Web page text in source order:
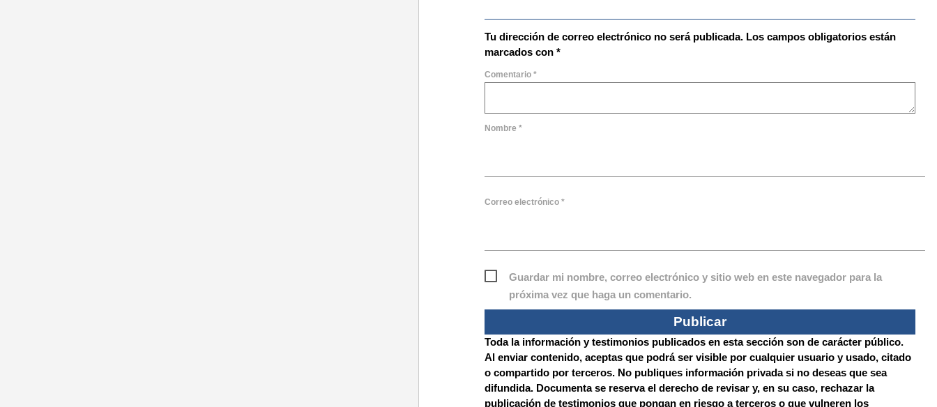
Tu dirección de correo electrónico no será publicada. Los campos obligatorios están
marcados con*
Comentario*
Nombre*
Correo electrónico*
Guardar mi nombre, correo electrónico y sitio web en este navegador para la
próxima vez que haga un comentario.
Toda la información y testimonios publicados en esta sección son de carácter público.
Al enviar contenido, aceptas que podrá ser visible por cualquier usuario y usado, citado
o compartido por terceros. No publiques información privada si no deseas que sea
difundida. Documenta se reserva el derecho de revisar y, en su caso, rechazar la
publicación de testimonios que pongan en riesgo a terceros o que vulneren los